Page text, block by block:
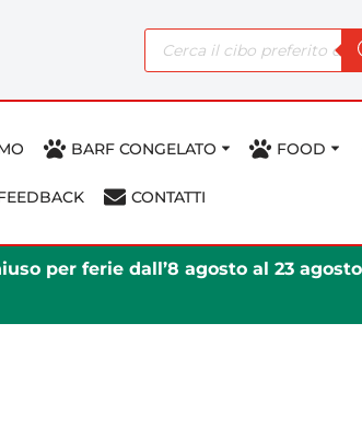
BARF CONGELATO FOOD
CONTATTI
per ferie dall’8 agosto al 23